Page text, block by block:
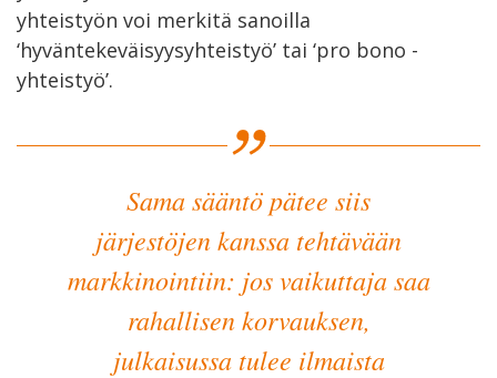
yhteistyön voi merkitä sanoilla
‘hyväntekeväisyysyhteistyö’ tai ‘pro bono -
yhteistyö’.
Sama sääntö pätee siis
järjestöjen kanssa tehtävään
markkinointiin: jos vaikuttaja saa
rahallisen korvauksen,
julkaisussa tulee ilmaista